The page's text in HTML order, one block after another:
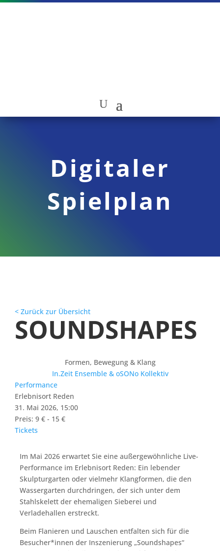
Digitaler
Spielplan
< Zurück zur Übersicht
SOUNDSHAPES
Formen, Bewegung & Klang
In.Zeit Ensemble & oSONo Kollektiv
Performance
Erlebnisort Reden
31. Mai 2026, 15:00
Preis: 9 € - 15 €
Tickets
Im Mai 2026 erwartet Sie eine außergewöhnliche Live-
Performance im Erlebnisort Reden: Ein lebender
Skulpturgarten oder vielmehr Klangformen, die den
Wassergarten durchdringen, der sich unter dem
Stahlskelett der ehemaligen Sieberei und
Verladehallen erstreckt.
Beim Flanieren und Lauschen entfalten sich für die
Besucher*innen der Inszenierung „Soundshapes“